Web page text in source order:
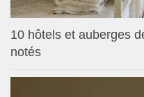
10 hôtels et auberges
notés